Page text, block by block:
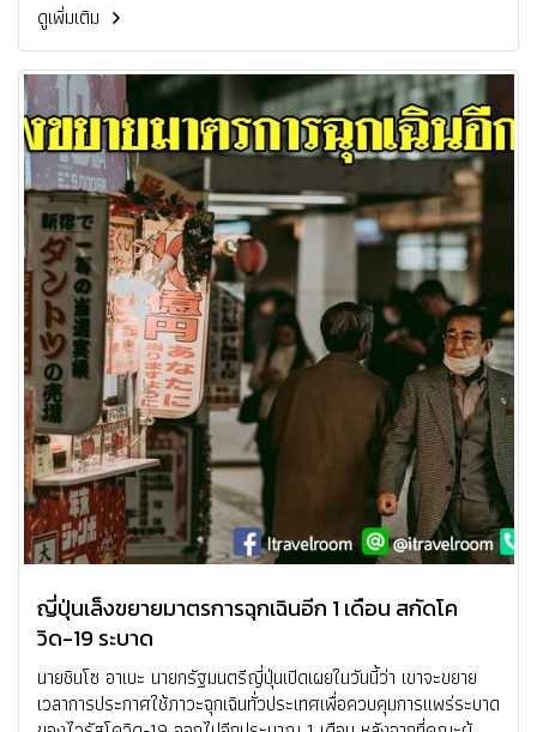
ระบาดของเชื้อไวรัสมาแบบเต็มที่ พร้อมกับนำเสนอความสนุกรูปแบบ
ใหม่ในยุคโคโรน่า คราวนี้เราเลยจะนำข้อมูลความเปลี่ยนแปลงในของ
รูปแบบการเที่ยวชมและใช้บริการเครื่องเล่นภายในโตเกียวดิสนีย์ ผ่าน
คำบอกเล่าของแฟนคลับที่ได้เข้าไปใช้บริการมาแล้วหลังเปิดให้บริการ
อีกครั้งมาฝากแฟน ๆ ให้ได้คลายความคิดถึงกันนะคะ
ดูเพิ่มเติม
ญี่ปุ่นเล็งขยายมาตรการฉุกเฉินอีก 1 เดือน สกัดโค
วิด-19 ระบาด
นายชินโซ อาเบะ นายกรัฐมนตรีญี่ปุ่นเปิดเผยในวันนี้ว่า เขาจะขยาย
เวลาการประกาศใช้ภาวะฉุกเฉินทั่วประเทศเพื่อควบคุมการแพร่ระบาด